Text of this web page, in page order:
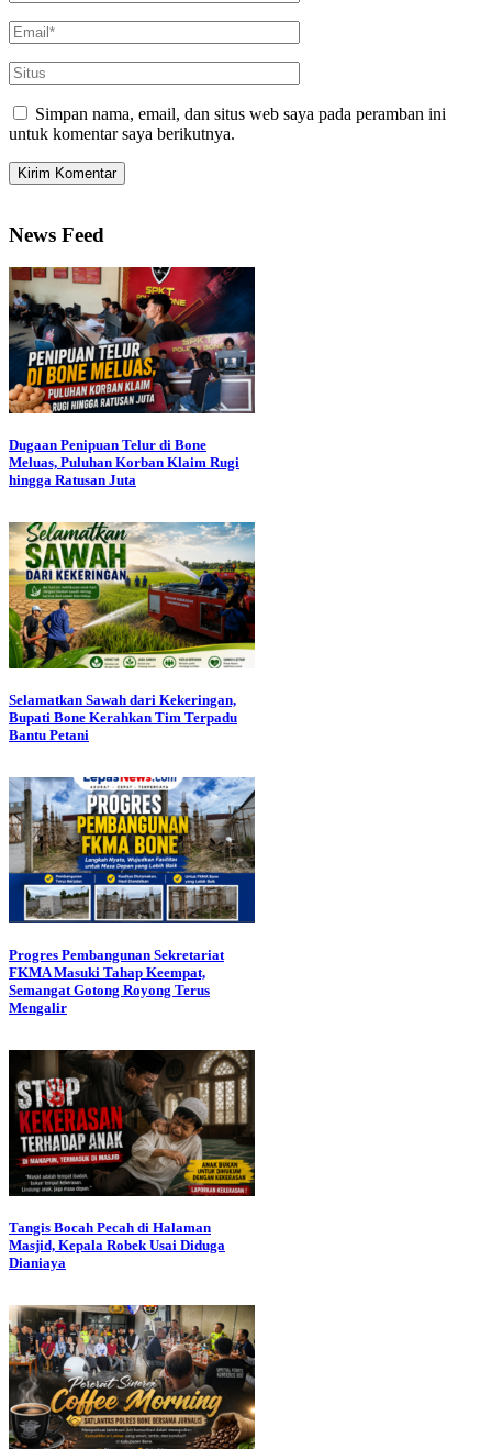
Simpan nama, email, dan situs web saya pada peramban ini
untuk komentar saya berikutnya.
News Feed
Dugaan Penipuan Telur di Bone
Meluas, Puluhan Korban Klaim Rugi
hingga Ratusan Juta
Selamatkan Sawah dari Kekeringan,
Bupati Bone Kerahkan Tim Terpadu
Bantu Petani
Progres Pembangunan Sekretariat
FKMA Masuki Tahap Keempat,
Semangat Gotong Royong Terus
Mengalir
Tangis Bocah Pecah di Halaman
Masjid, Kepala Robek Usai Diduga
Dianiaya